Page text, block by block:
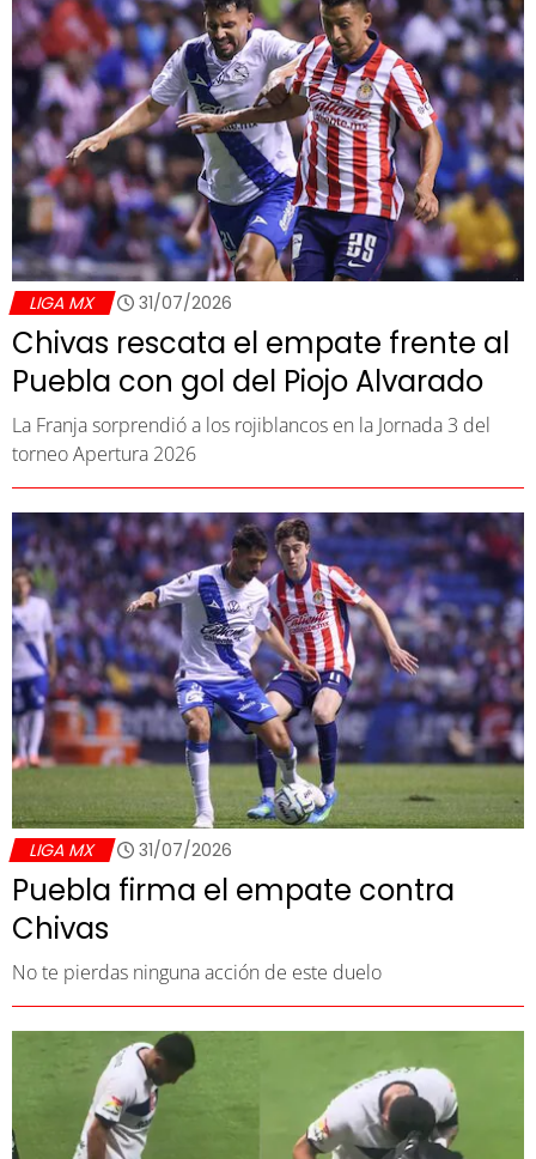
LIGA MX 31/07/2026
Chivas rescata el empate frente al
Puebla con gol del Piojo Alvarado
La Franja sorprendió a los rojiblancos en la Jornada 3 del
torneo Apertura 2026
LIGA MX 31/07/2026
Puebla firma el empate contra
Chivas
No te pierdas ninguna acción de este duelo